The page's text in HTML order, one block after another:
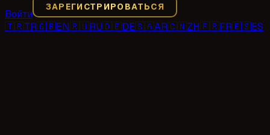
Войти
ЗАРЕГИСТРИРОВАТЬСЯ
🇹🇷TR🇬🇧EN🇷🇺RU🇩🇪DE🇸🇦AR🇨🇳ZH🇫🇷FR🇪🇸ES